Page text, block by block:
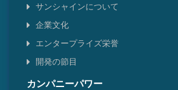
サンシャインについて
企業文化
エンタープライズ栄誉
開発の節目
カンパニーパワー